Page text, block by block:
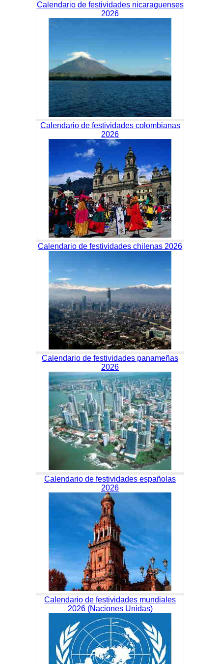
Calendario de festividades nicaraguenses
2026
Calendario de festividades colombianas
2026
Calendario de festividades chilenas 2026
Calendario de festividades panameñas
2026
Calendario de festividades españolas
2026
Calendario de festividades mundiales
2026 (Naciones Unidas)